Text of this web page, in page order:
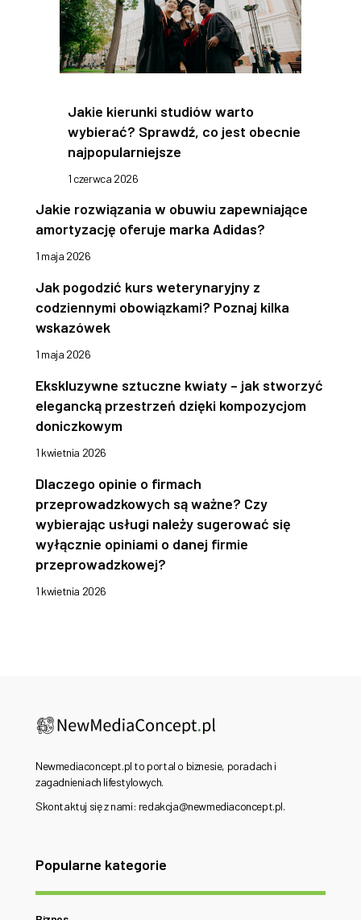
Jakie kierunki studiów warto
wybierać? Sprawdź, co jest obecnie
najpopularniejsze
1 czerwca 2026
Jakie rozwiązania w obuwiu zapewniające
amortyzację oferuje marka Adidas?
1 maja 2026
Jak pogodzić kurs weterynaryjny z
codziennymi obowiązkami? Poznaj kilka
wskazówek
1 maja 2026
Ekskluzywne sztuczne kwiaty – jak stworzyć
elegancką przestrzeń dzięki kompozycjom
doniczkowym
1 kwietnia 2026
Dlaczego opinie o firmach
przeprowadzkowych są ważne? Czy
wybierając usługi należy sugerować się
wyłącznie opiniami o danej firmie
przeprowadzkowej?
1 kwietnia 2026
Newmediaconcept.pl to portal o biznesie, poradach i
zagadnieniach lifestylowych.
Skontaktuj się z nami: redakcja@newmediaconcept.pl.
Popularne kategorie